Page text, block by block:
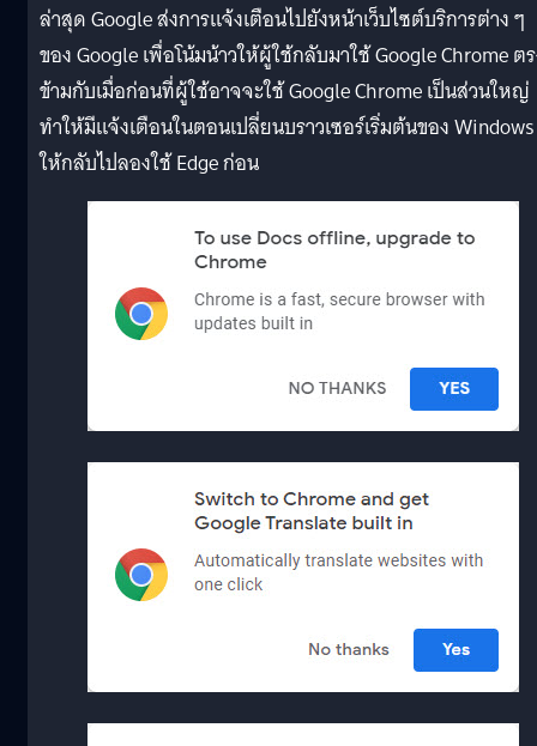
ล่าสุด Google ส่งการแจ้งเตือนไปยังหน้าเว็บไซต์บริการต่าง ๆ
ของ Google เพื่อโน้มน้าวให้ผู้ใช้กลับมาใช้ Google Chrome ต
ข้ามกับเมื่อก่อนที่ผู้ใช้อาจจะใช้ Google Chrome เป็นส่วนใหญ่
ทำให้มีแจ้งเตือนในตอนเปลี่ยนบราวเซอร์เริ่มต้นของ Windows
ให้กลับไปลองใช้ Edge ก่อน